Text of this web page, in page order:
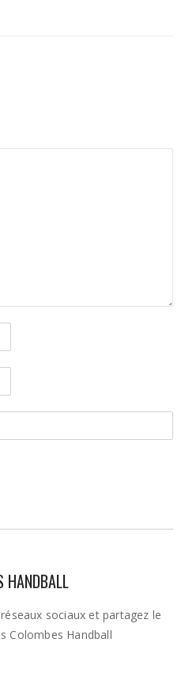
HANDBALL
sociaux et partagez le
Colombes Handball